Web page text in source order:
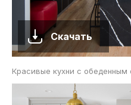
Скачать
Красивые кухни с обеденным